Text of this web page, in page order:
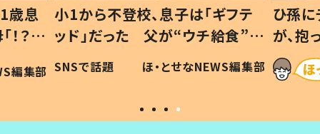
歳息
？」
編集部
小1から不登校、息子は「ギフテ
ッド」だった 父が“ウチ給食”を
作り続ける理由とは #令和の親
#令和の子
SNSで話題 ほ・とせなNEWS編集部
ひ孫
が、
「涙が
い」